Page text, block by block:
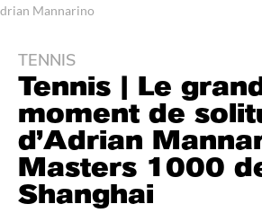
Mannarino
1
0
o
i
a
TENNIS
Tennis | Le
moment de
d’Adrian
Masters 1000
Shanghai